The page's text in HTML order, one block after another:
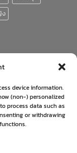
device information.
(non-) personalized
process data such as
or withdrawing
ง